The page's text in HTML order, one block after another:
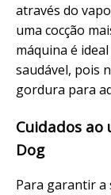
através do
uma cocção
máquina é
saudável, pois
gordura para
Cuidados
Dog
Para garantir a